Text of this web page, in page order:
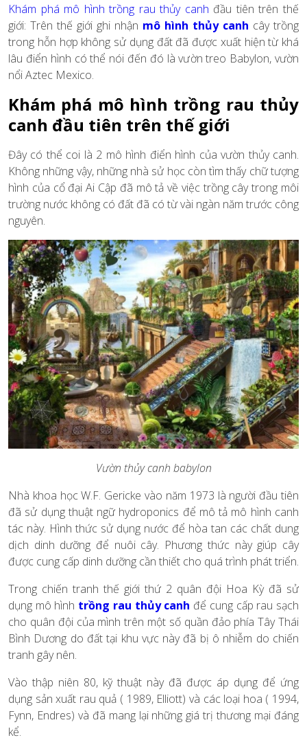
Khám phá mô hình trồng rau thủy canh đầu tiên trên thế
giới: Trên thế giới ghi nhận mô hình thủy canh cây trồng
trong hỗn hợp không sử dụng đất đã được xuất hiện từ khá
lâu điển hình có thể nói đến đó là vườn treo Babylon, vườn
nổi Aztec Mexico.
Khám phá mô hình trồng rau thủy
canh đầu tiên trên thế giới
Đây có thể coi là 2 mô hình điển hình của vườn thủy canh.
Không những vậy, những nhà sử học còn tìm thấy chữ tượng
hình của cổ đại Ai Cập đã mô tả về việc trồng cây trong môi
trường nước không có đất đã có từ vài ngàn năm trước công
nguyên.
Vườn thủy canh babylon
Nhà khoa học W.F. Gericke vào năm 1973 là người đầu tiên
đã sử dụng thuật ngữ hydroponics để mô tả mô hình canh
tác này. Hình thức sử dụng nước để hòa tan các chất dung
dịch dinh dưỡng để nuôi cây. Phương thức này giúp cây
được cung cấp dinh dưỡng cần thiết cho quá trình phát triển.
Trong chiến tranh thế giới thứ 2 quân đội Hoa Kỳ đã sử
dụng mô hình trồng rau thủy canh để cung cấp rau sạch
cho quân đội của mình trên một số quần đảo phía Tây Thái
Bình Dương do đất tại khu vực này đã bị ô nhiễm do chiến
tranh gây nên.
Vào thập niên 80, kỹ thuật này đã được áp dụng để ứng
dụng sản xuất rau quả ( 1989, Elliott) và các loại hoa ( 1994,
Fynn, Endres) và đã mang lại những giá trị thương mại đáng
kể.